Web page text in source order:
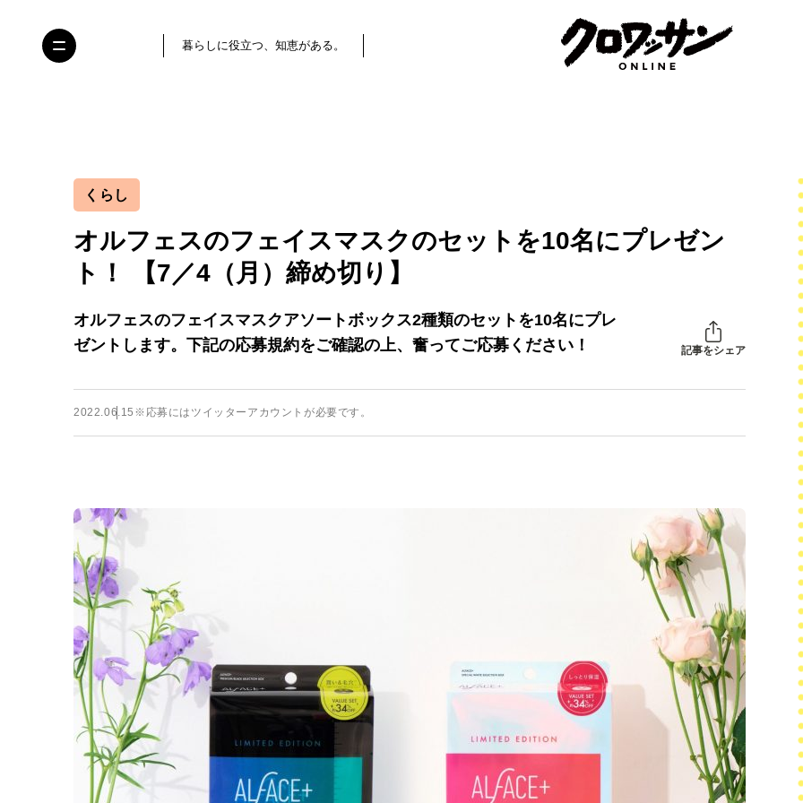
暮らしに役立つ、知恵がある。
くらし
オルフェスのフェイスマスクのセットを10名にプレゼン
ト！ 【7／4（月）締め切り】
オルフェスのフェイスマスクアソートボックス2種類のセットを10名にプレ
ゼントします。下記の応募規約をご確認の上、奮ってご応募ください！
記事をシェア
2022.06.15 ※応募にはツイッターアカウントが必要です。